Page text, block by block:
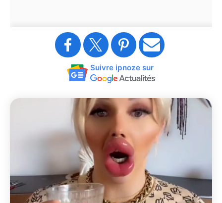
Suivre ipnoze sur